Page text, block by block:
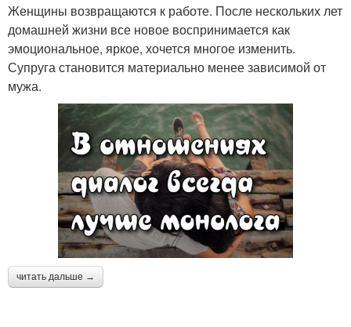
Женщины возвращаются к работе. После нескольких лет
домашней жизни все новое воспринимается как
эмоциональное, яркое, хочется многое изменить.
Супруга становится материально менее зависимой от
мужа.
читать дальше →